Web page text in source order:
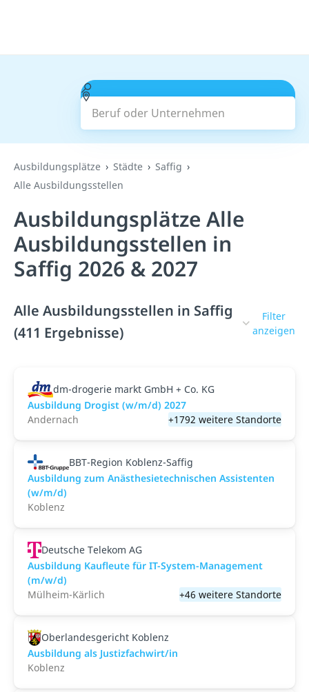
Beruf oder Unternehmen
Suchen
Ausbildungsplätze Städte
Saffig
Alle Ausbildungsstellen
Ausbildungsplätze Alle
Ausbildungsstellen in
Saffig 2026 & 2027
Alle Ausbildungsstellen in Saffig
(411 Ergebnisse)
Filter
anzeigen
dm-drogerie markt GmbH + Co. KG
Ausbildung Drogist (w/m/d) 2027
Andernach
+1792 weitere Standorte
BBT-Region Koblenz-Saffig
Ausbildung zum Anästhesietechnischen Assistenten
(w/m/d)
Koblenz
Deutsche Telekom AG
Ausbildung Kaufleute für IT-System-Management
(m/w/d)
Mülheim-Kärlich
+46 weitere Standorte
Oberlandesgericht Koblenz
Ausbildung als Justizfachwirt/in
Koblenz